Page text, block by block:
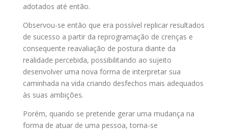
adotados até então.
Observou-se então que era possível replicar resultados
de sucesso a partir da reprogramação de crenças e
consequente reavaliação de postura diante da
realidade percebida, possibilitando ao sujeito
desenvolver uma nova forma de interpretar sua
caminhada na vida criando desfechos mais adequados
às suas ambições.
Porém, quando se pretende gerar uma mudança na
forma de atuar de uma pessoa, torna-se